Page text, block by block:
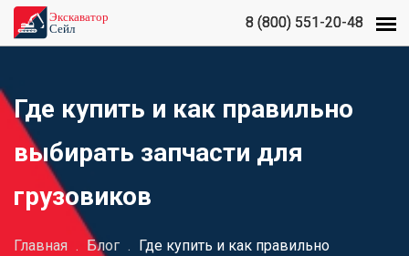
8 (800) 551-20-48
8 (800) 551-20-48
Где купить и как правильно
выбирать запчасти для
грузовиков
Главная . Блог . Где купить и как правильно